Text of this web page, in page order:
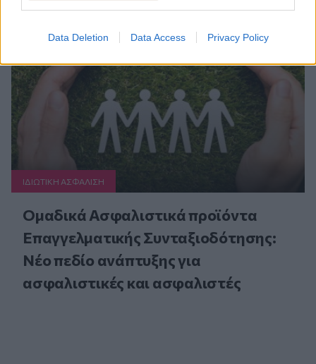
Data Deletion Data Access Privacy Policy
Συνεχής ροή
ΙΔΙΩΤΙΚΗ ΑΣΦAΛΙΣΗ
Ομαδικά Ασφαλιστικά προϊόντα
Επαγγελματικής Συνταξιοδότησης:
Νέο πεδίο ανάπτυξης για
ασφαλιστικές και ασφαλιστές